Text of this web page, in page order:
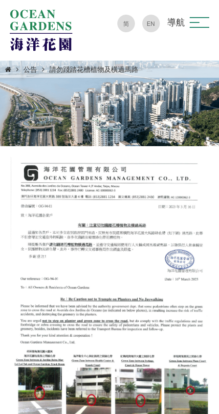
简 EN 導航
公告 請勿踐踏花槽植物及橫過馬路